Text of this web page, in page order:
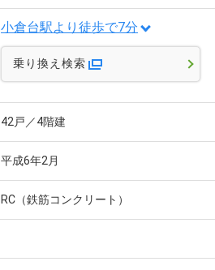
小倉台駅より徒歩で7分
乗り換え検索
42戸／4階建
平成6年2月
RC（鉄筋コンクリート）